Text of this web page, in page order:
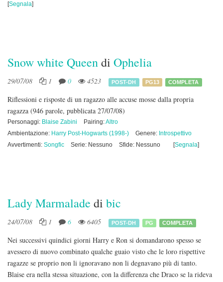
[Segnala]
Snow white Queendi Ophelia
29/07/08 1 0 4523 POST-DH PG13 COMPLETA
Riflessioni e risposte di un ragazzo alle accuse mosse dalla propria
ragazza (946 parole, pubblicata 27/07/08)
Personaggi: Blaise Zabini Pairing:Altro
Ambientazione: Harry Post-Hogwarts (1998-) Genere: Introspettivo
Avvertimenti: Songfic Serie: Nessuno Sfide: Nessuno [Segnala]
Lady Marmalade di bic
24/07/08 1 6 6405 POST-DH PG COMPLETA
Nei successivi quindici giorni Harry e Ron si domandarono spesso se
avessero di nuovo combinato qualche guaio visto che le loro rispettive
ragazze se proprio non li ignoravano non li degnavano più di tanto.
Blaise era nella stessa situazione, con la differenza che Draco se la rideva